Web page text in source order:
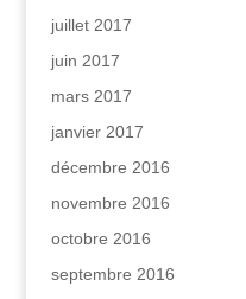
juillet 2017
juin 2017
mars 2017
janvier 2017
décembre 2016
novembre 2016
octobre 2016
septembre 2016